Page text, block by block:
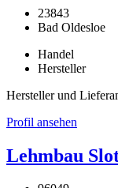
23843
Bad Oldesloe
Handel
Hersteller
Hersteller und
Profil ansehen
Lehmbau